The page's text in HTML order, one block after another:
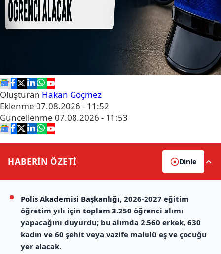
Oluşturan Hakan Göçmez
Eklenme 07.08.2026 - 11:52
Güncellenme 07.08.2026 - 11:53
HABERİN ÖZETİ Dinle
Polis Akademisi Başkanlığı, 2026-2027 eğitim
öğretim yılı için toplam 3.250 öğrenci alımı
yapacağını duyurdu; bu alımda 2.560 erkek, 630
kadın ve 60 şehit veya vazife malulü eş ve çocuğu
yer alacak.